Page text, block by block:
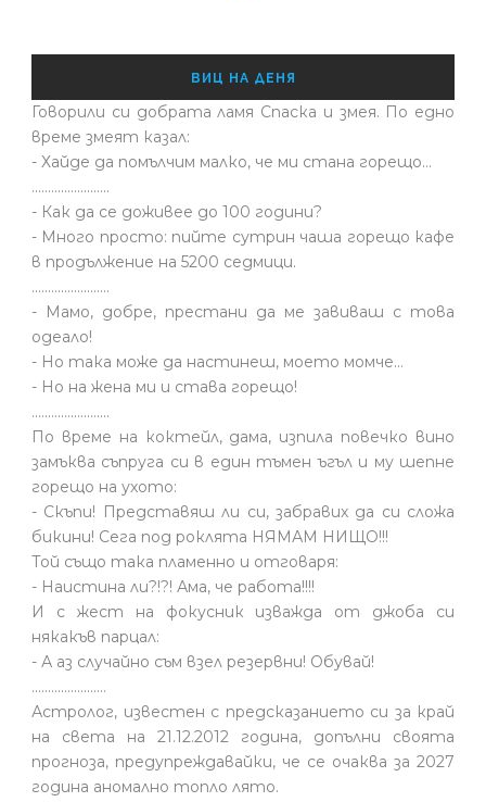
ВИЦ НА ДЕНЯ
Говорили си добрата ламя Спаска и змея. По едно
време змеят казал:
- Хайде да помълчим малко, че ми стана горещо...
........................
- Как да се доживее до 100 години?
- Много просто: пийте сутрин чаша горещо кафе
в продължение на 5200 седмици.
........................
- Мамо, добре, престани да ме завиваш с това
одеало!
- Но така може да настинеш, моето момче…
- Но на жена ми и става горещо!
........................
По време на коктейл, дама, изпила повечко вино
замъква съпруга си в един тъмен ъгъл и му шепне
горещо на ухото:
- Скъпи! Представяш ли си, забравих да си сложа
бикини! Сега под роклята НЯМАМ НИЩО!!!
Той също така пламенно и отговаря:
- Наистина ли?!?! Ама, че работа!!!!
И с жест на фокусник изважда от джоба си
някакъв парцал:
- А аз случайно съм взел резервни! Обувай!
.......................
Астролог, известен с предсказанието си за край
на света на 21.12.2012 година, допълни своята
прогноза, предупреждавайки, че се очаква за 2027
година аномално топло лято.